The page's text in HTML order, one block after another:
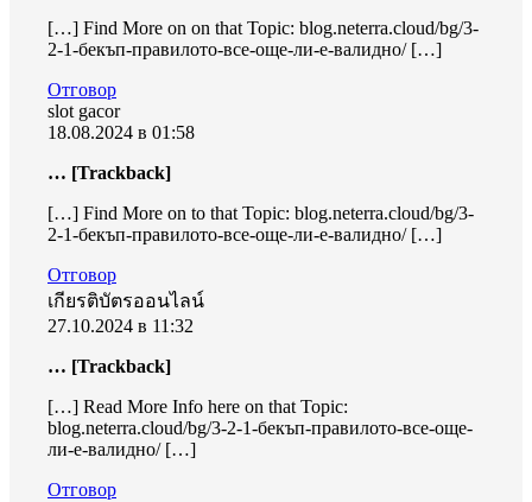
[…] Find More on on that Topic: blog.neterra.cloud/bg/3-
2-1-бекъп-правилото-все-още-ли-е-валидно/ […]
Отговор
slot gacor
18.08.2024 в 01:58
… [Trackback]
[…] Find More on to that Topic: blog.neterra.cloud/bg/3-
2-1-бекъп-правилото-все-още-ли-е-валидно/ […]
Отговор
เกียรติบัตรออนไลน์
27.10.2024 в 11:32
… [Trackback]
[…] Read More Info here on that Topic:
blog.neterra.cloud/bg/3-2-1-бекъп-правилото-все-още-
ли-е-валидно/ […]
Отговор